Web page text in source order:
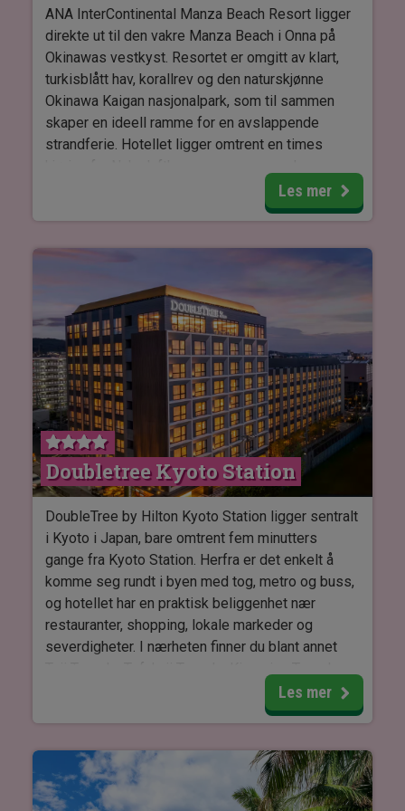
til i hotellets onsen. Dette kan gjøres med
hudfargede plaster, som kan kjøpes, men de er
kun egnet til mindre tatoveringer.
ANA InterContinental Manza Beach Resort ligger
direkte ut til den vakre Manza Beach i Onna på
Okinawas vestkyst. Resortet er omgitt av klart,
turkisblått hav, korallrev og den naturskjønne
Okinawa Kaigan nasjonalpark, som til sammen
skaper en ideell ramme for en avslappende
strandferie. Hotellet ligger omtrent en times
severdigheter som Cape Manzamo, Blue Cave og
Resortet har direkte tilgang til en privat
klare havvannet. I tillegg tilbyr hotellet to
bassenger samt et stort utvalg av aktiviteter,
blant annet flere ulike former for vannsport som
kajakk, paddleboard og dykking. Du kan også
spille tennis og minigolf eller dra på utflukter til
områdets naturopplevelser og severdigheter.
ANA InterContinental Manza Beach Resort har
seks restauranter og flere barer, hvor det
serveres både internasjonale retter og japanske
spesialiteter.
Resortets innredning kombinerer moderne
komfort med avslappet resortstemning.
Rommene er lyse, moderne og komfortabelt
innredet med egen balkong og utsikt over havet.
Det tilbys rom med enten dobbeltseng eller to
Les mer
Doubletree Kyoto Station
DoubleTree by Hilton Kyoto Station ligger sentralt
i Kyoto i Japan, bare omtrent fem minutters
gange fra Kyoto Station. Herfra er det enkelt å
komme seg rundt i byen med tog, metro og buss,
og hotellet har en praktisk beliggenhet nær
restauranter, shopping, lokale markeder og
severdigheter. I nærheten finner du blant annet
serverer frokost, lunsj og middag. Restauranten
tilbyr Kyoto-inspirert frokost med japanske
innslag samt retter med sesongens lokale råvarer
Les mer